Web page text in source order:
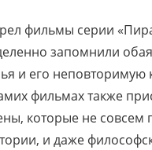
фильмы серии
запомнили
и его неповторимую
фильмах также
которые не совсем
и даже